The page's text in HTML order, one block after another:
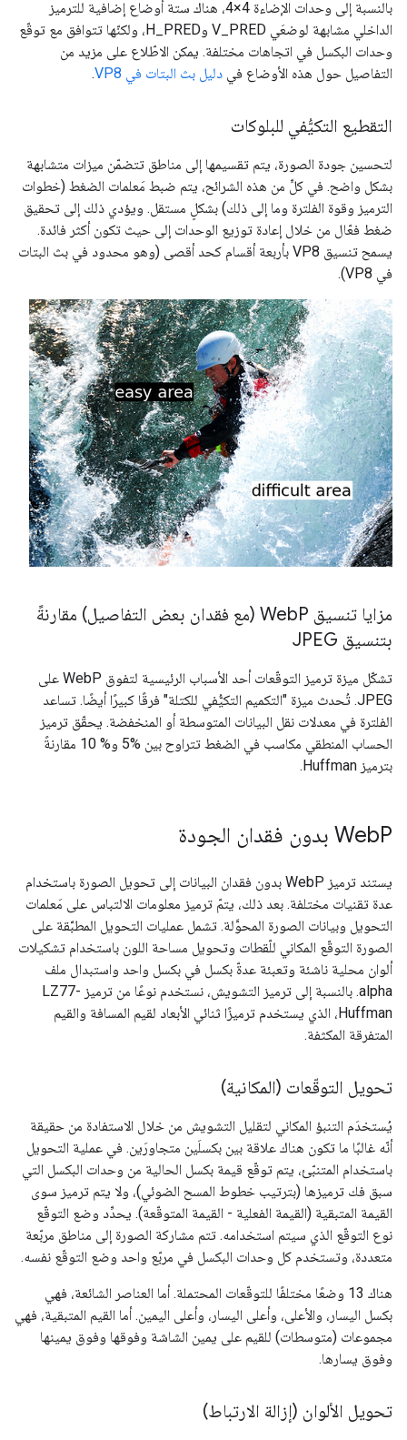
بالنسبة إلى وحدات الإضاءة 4×4، هناك ستة أوضاع إضافية للترميز
الداخلي مشابهة لوضعَي V_PRED وH_PRED، ولكنّها تتوافق مع توقّع
وحدات البكسل في اتجاهات مختلفة. يمكن الاطّلاع على مزيد من
التفاصيل حول هذه الأوضاع في دليل بث البتات في VP8 .
التقطيع التكيُّفي للبلوكات
لتحسين جودة الصورة، يتم تقسيمها إلى مناطق تتضمّن ميزات متشابهة
بشكل واضح. في كلٍّ من هذه الشرائح، يتم ضبط مَعلمات الضغط (خطوات
الترميز وقوة الفلترة وما إلى ذلك) بشكلٍ مستقل. ويؤدي ذلك إلى تحقيق
ضغط فعّال من خلال إعادة توزيع الوحدات إلى حيث تكون أكثر فائدة.
يسمح تنسيق VP8 بأربعة أقسام كحد أقصى (وهو محدود في بث البتات
في VP8).
مزايا تنسيق Web
P (مع فقدان بعض التفاصيل) مقارنةً
بتنسيق JPEG
تشكّل ميزة ترميز التوقّعات أحد الأسباب الرئيسية لتفوق WebP على
JPEG. تُحدث ميزة "التكميم التكيُّفي للكتلة" فرقًا كبيرًا أيضًا. تساعد
الفلترة في معدلات نقل البيانات المتوسطة أو المنخفضة. يحقّق ترميز
الحساب المنطقي مكاسب في الضغط تتراوح بين %5 و% 10 مقارنةً
بترميز Huffman.
WebP بدون فقدان الجودة
يستند ترميز WebP بدون فقدان البيانات إلى تحويل الصورة باستخدام
عدة تقنيات مختلفة. بعد ذلك، يتمّ ترميز معلومات الالتباس على مَعلمات
التحويل وبيانات الصورة المحوَّلة. تشمل عمليات التحويل المطبَّقة على
الصورة التوقّع المكاني للّقطات وتحويل مساحة اللون باستخدام تشكيلات
ألوان محلية ناشئة وتعبئة عدةّ بكسل في بكسل واحد واستبدال ملف
alpha. بالنسبة إلى ترميز التشويش، نستخدم نوعًا من ترميز LZ77-
Huffman، الذي يستخدم ترميزًا ثنائي الأبعاد لقيم المسافة والقيم
المتفرقة المكثفة.
تحويل التوقّعات (المكانية)
يُستخدَم التنبؤ المكاني لتقليل التشويش من خلال الاستفادة من حقيقة
أنّه غالبًا ما تكون هناك علاقة بين بكسلَين متجاورَين. في عملية التحويل
باستخدام المتنبّئ، يتم توقّع قيمة بكسل الحالية من وحدات البكسل التي
سبق فك ترميزها (بترتيب خطوط المسح الضوئي)، ولا يتم ترميز سوى
القيمة المتبقية (القيمة الفعلية - القيمة المتوقّعة). يحدِّد وضع التوقّع
نوع التوقّع الذي سيتم استخدامه. تتم مشاركة الصورة إلى مناطق مربّعة
متعددة، وتستخدم كل وحدات البكسل في مربّع واحد وضع التوقّع نفسه.
هناك 13 وضعًا مختلفًا للتوقّعات المحتملة. أما العناصر الشائعة، فهي
بكسل اليسار، والأعلى، وأعلى اليسار، وأعلى اليمين. أما القيم المتبقية، فهي
مجموعات (متوسطات) للقيم على يمين الشاشة وفوقها وفوق يمينها
وفوق يسارها.
تحويل الألوان (إزالة الارتباط)